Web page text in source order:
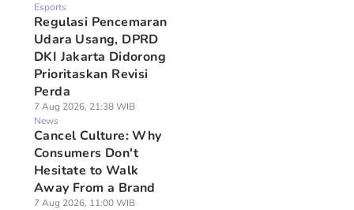
Esports
Regulasi Pencemaran
Udara Usang, DPRD
DKI Jakarta Didorong
Prioritaskan Revisi
Perda
7 Aug 2026, 21:38 WIB
News
Cancel Culture: Why
Consumers Don't
Hesitate to Walk
Away From a Brand
7 Aug 2026, 11:00 WIB